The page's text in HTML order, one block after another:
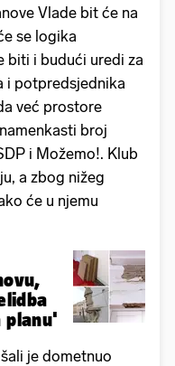
Vlade bit će na
se logika
biti i budući uredi za
i potpredsjednika
već prostore
broj
i Možemo!. Klub
a zbog nižeg
će u njemu
planu'
je dometnuo